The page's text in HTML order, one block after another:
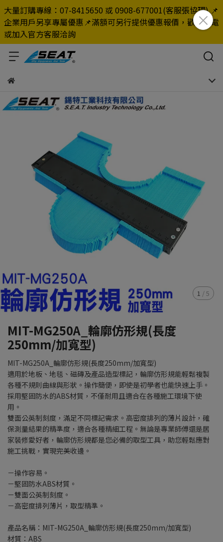
大量訂購專線：07-8415650 或 0908-677001(客服張協理) 📌
企業用戶另享專屬優惠📌滿額可另行提供優惠報價，歡迎來電
或加入官方客服洽詢
1 /5
MIT-MG250A_輪廓仿形規(長度
250mm/加寬型)
MIT-MG250A_輪廓仿形規(長度250mm/加寬型)
適用於地板、地毯、磁磚及產品造型標記，輪廓仿形規能輕鬆複製
各種不規則曲線與形狀。操作簡便，即使是初學者也能快速上手。
採用堅固防水的ABS材質，不僅耐用且適合在各種施工環境下使
用。
雙面公英制刻度，滿足不同標記需求。高密度排列的薄片設計，確
保測量結果的精準度，適合各種精細工程。無論是專業師傅還是居
家裝修愛好者，輪廓仿形規都是您必備的取型工具，助您輕鬆應對
施工挑戰，實現完美收邊。
－操作容易。
－堅固防水ABS材質。
－雙面公英制刻度。
－高密度排列薄片，取型精準。
產品名稱：MIT-MG250A_輪廓仿形規(長度250mm/加寬型)
材質：ABS